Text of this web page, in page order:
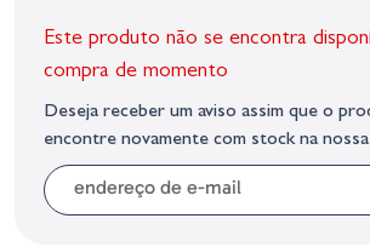
Este produto não se encontra
compra de momento
Deseja receber um aviso assim que o
encontre novamente com stock na nossa